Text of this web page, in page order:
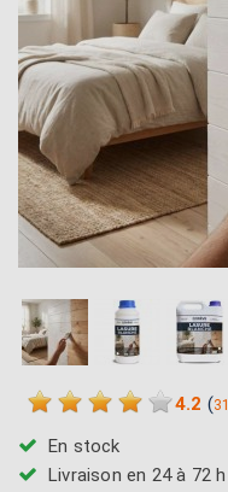
4.2 (31
En stock
Livraison en 24 à 72 h